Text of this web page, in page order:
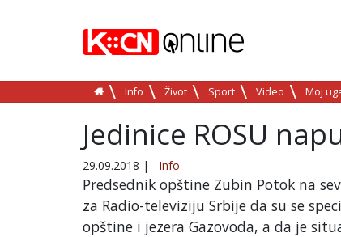
Info Život Sport Video Moj
Jedinice ROSU
29.09.2018 | Info
Predsednik opštine Zubin Potok na
za Radio-televiziju Srbije da su se
opštine i jezera Gazovoda, a da je